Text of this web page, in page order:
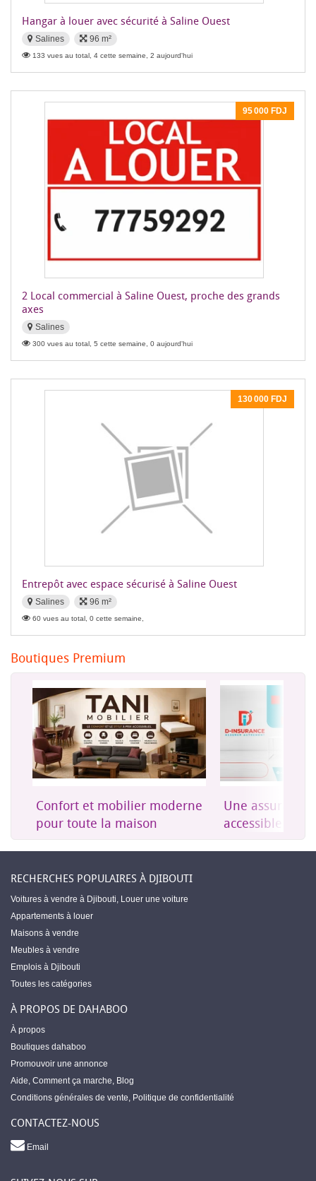
Hangar à louer avec sécurité à Saline Ouest
Salines 96 m²
133 vues au total, 4 cette semaine, 2 aujourd'hui
95 000 FDJ
2 Local commercial à Saline Ouest, proche des grands
axes
Salines
300 vues au total, 5 cette semaine, 0 aujourd'hui
130 000 FDJ
Entrepôt avec espace sécurisé à Saline Ouest
Salines 96 m²
60 vues au total, 0 cette semaine,
Boutiques Premium
Confort et mobilier moderne
pour toute la maison
Une
accessible à
RECHERCHES POPULAIRES À DJIBOUTI
Voitures à vendre à Djibouti, Louer une voiture
Appartements à louer
Maisons à vendre
Meubles à vendre
Emplois à Djibouti
Toutes les catégories
À PROPOS DE DAHABOO
À propos
Boutiques dahaboo
Promouvoir une annonce
Aide, Comment ça marche, Blog
Conditions générales de vente, Politique de confidentialité
CONTACTEZ-NOUS
Email